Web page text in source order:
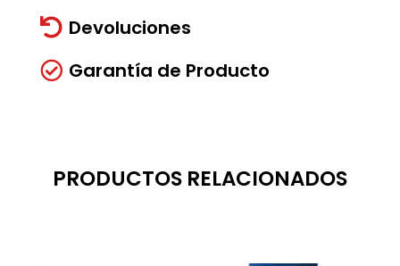
 Devoluciones
 Garantía de Producto
PRODUCTOS RELACIONADOS